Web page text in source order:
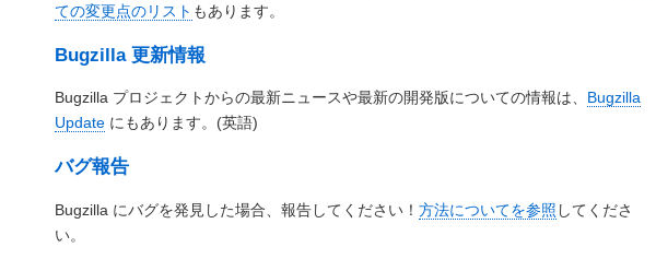
ての変更点のリスト もあります。
Bugzilla 更新情報
Bugzilla プロジェクトからの最新ニュースや最新の開発版についての情報は、 Bugzilla
Update にもあります。(英語)
バグ報告
Bugzilla にバグを発見した場合、報告してください！ 方法についてを参照 してくださ
い。